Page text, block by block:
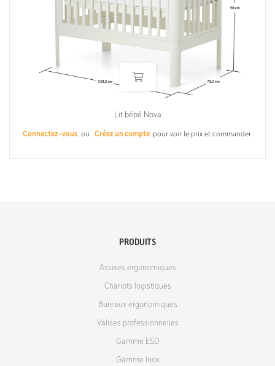
Lit bébé Nova
Connectez-vous ou Créez un compte pour voir le prix et commander.
PRODUITS
Assises ergonomiques
Chariots logistiques
Bureaux ergonomiques
Valises professionnelles
Gamme ESD
Gamme Inox